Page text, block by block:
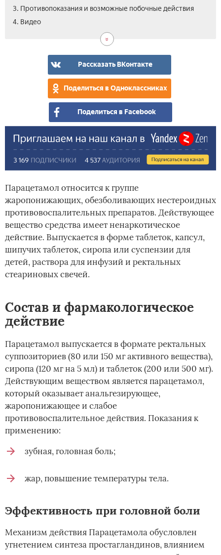
3. Противопоказания и возможные побочные действия
4. Видео
Рассказать ВКонтакте
Поделиться в Одноклассниках
Поделиться в Facebook
Парацетамол относится к группе
жаропонижающих, обезболивающих нестероидных
противовоспалительных препаратов. Действующее
вещество средства имеет ненаркотическое
действие. Выпускается в форме таблеток, капсул,
шипучих таблеток, сиропа или суспензии для
детей, раствора для инфузий и ректальных
стеариновых свечей.
Состав и фармакологическое
действие
Парацетамол выпускается в формате ректальных
суппозиториев (80 или 150 мг активного вещества),
сиропа (120 мг на 5 мл) и таблеток (200 или 500 мг).
Действующим веществом является парацетамол,
который оказывает анальгезирующее,
жаропонижающее и слабое
противовоспалительное действия. Показания к
применению:
зубная, головная боль;
жар, повышение температуры тела.
Эффективность при головной боли
Механизм действия Парацетамола обусловлен
угнетением синтеза простагландинов, влиянием